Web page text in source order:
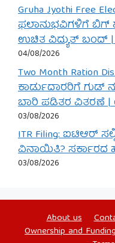
Gruha Jyothi Free
ಫಲಾನುಭವಿಗಳಿಗೆ ಬಿಗ್
ಉಚಿತ ವಿದ್ಯುತ್ ಬಂದ್
04/08/2026
Two Month Ration
ಕಾರ್ಡುದಾರರಿಗೆ ಗುಡ್
ಬಾರಿ ಪಡಿತರ ವಿತರಣೆ |
03/08/2026
ITR Filing: ಐಟಿಆರ್
ವಿನಾಯಿತಿ? ಸರ್ಕಾರದ
03/08/2026
About us
Ownership and Funding